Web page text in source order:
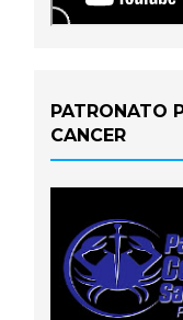
PATRONATO
CANCER